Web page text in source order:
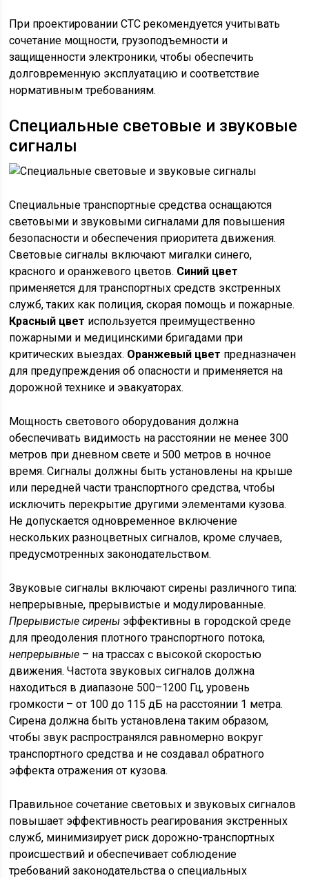
При проектировании СТС рекомендуется учитывать
сочетание мощности, грузоподъемности и
защищенности электроники, чтобы обеспечить
долговременную эксплуатацию и соответствие
нормативным требованиям.
Специальные световые и звуковые
сигналы
Специальные транспортные средства оснащаются
световыми и звуковыми сигналами для повышения
безопасности и обеспечения приоритета движения.
Световые сигналы включают мигалки синего,
красного и оранжевого цветов. Синий цвет
применяется для транспортных средств экстренных
служб, таких как полиция, скорая помощь и пожарные.
Красный цвет используется преимущественно
пожарными и медицинскими бригадами при
критических выездах. Оранжевый цвет предназначен
для предупреждения об опасности и применяется на
дорожной технике и эвакуаторах.
Мощность светового оборудования должна
обеспечивать видимость на расстоянии не менее 300
метров при дневном свете и 500 метров в ночное
время. Сигналы должны быть установлены на крыше
или передней части транспортного средства, чтобы
исключить перекрытие другими элементами кузова.
Не допускается одновременное включение
нескольких разноцветных сигналов, кроме случаев,
предусмотренных законодательством.
Звуковые сигналы включают сирены различного типа:
непрерывные, прерывистые и модулированные.
Прерывистые сирены эффективны в городской среде
для преодоления плотного транспортного потока,
непрерывные – на трассах с высокой скоростью
движения. Частота звуковых сигналов должна
находиться в диапазоне 500–1200 Гц, уровень
громкости – от 100 до 115 дБ на расстоянии 1 метра.
Сирена должна быть установлена таким образом,
чтобы звук распространялся равномерно вокруг
транспортного средства и не создавал обратного
эффекта отражения от кузова.
Правильное сочетание световых и звуковых сигналов
повышает эффективность реагирования экстренных
служб, минимизирует риск дорожно-транспортных
происшествий и обеспечивает соблюдение
требований законодательства о специальных